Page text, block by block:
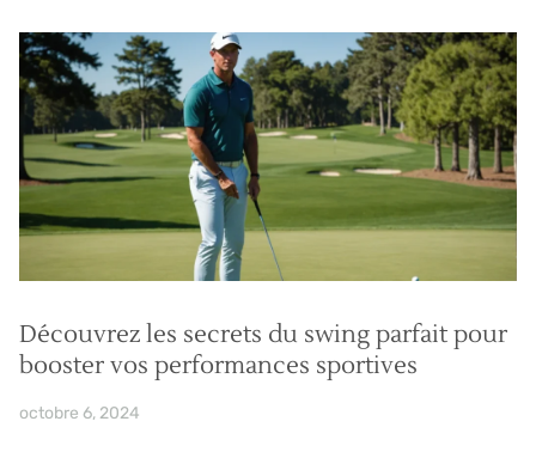
Découvrez les secrets du swing parfait pour
booster vos performances sportives
octobre 6, 2024